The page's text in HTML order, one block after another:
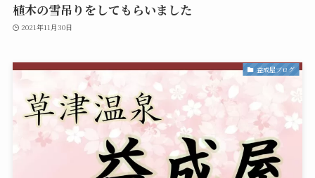
植木の雪吊りをしてもらいました
2021年11月30日
益成屋ブログ